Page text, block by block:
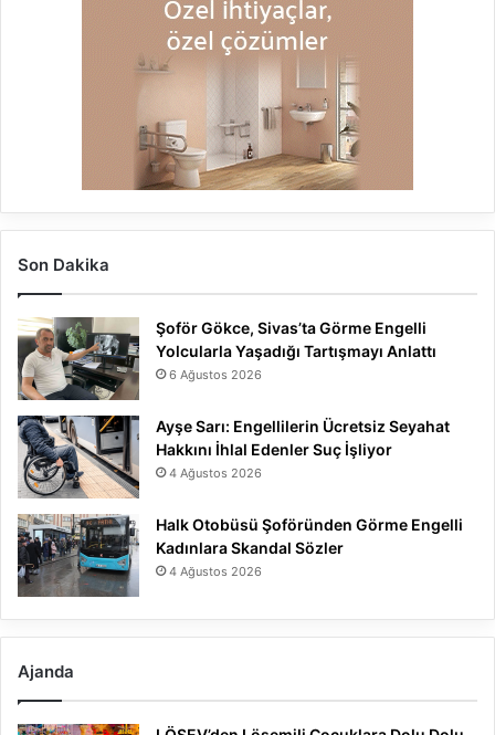
Son Dakika
Şoför Gökce, Sivas’ta Görme Engelli
Yolcularla Yaşadığı Tartışmayı Anlattı
6 Ağustos 2026
Ayşe Sarı: Engellilerin Ücretsiz Seyahat
Hakkını İhlal Edenler Suç İşliyor
4 Ağustos 2026
Halk Otobüsü Şoföründen Görme Engelli
Kadınlara Skandal Sözler
4 Ağustos 2026
Ajanda